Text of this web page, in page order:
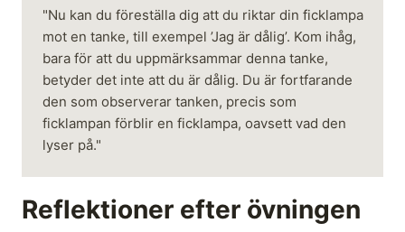
"Nu kan du föreställa dig att du riktar din ficklampa
mot en tanke, till exempel ’Jag är dålig’. Kom ihåg,
bara för att du uppmärksammar denna tanke,
betyder det inte att du är dålig. Du är fortfarande
den som observerar tanken, precis som
ficklampan förblir en ficklampa, oavsett vad den
lyser på."
Reflektioner efter övningen